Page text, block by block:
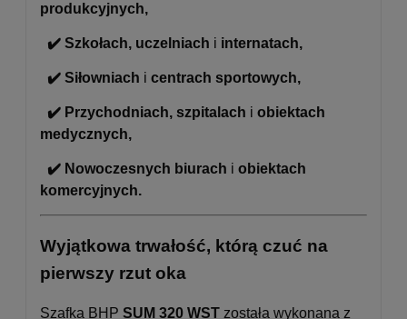
produkcyjnych,
✔️ Szkołach, uczelniach i internatach,
✔️ Siłowniach i centrach sportowych,
✔️ Przychodniach, szpitalach i obiektach
medycznych,
✔️ Nowoczesnych biurach i obiektach
komercyjnych.
Wyjątkowa trwałość, którą czuć na
pierwszy rzut oka
Szafka BHP SUM 320 WST została wykonana z